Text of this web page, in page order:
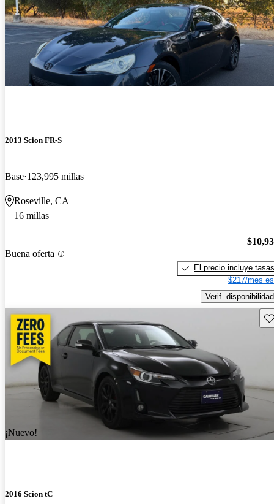
2013 Scion FR-S
Base 123,995 millas
Roseville, CA
16 millas
Buena oferta
El precio incluye tasas
$217/mes
Verif. disponibilidad
¡Nuevo!
2016 Scion tC